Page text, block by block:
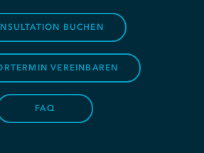
BUCHEN
VEREINBAREN
FAQ